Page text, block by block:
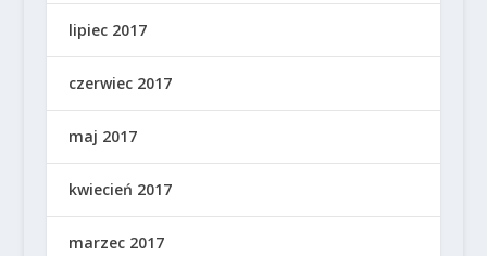
lipiec 2017
czerwiec 2017
maj 2017
kwiecień 2017
marzec 2017